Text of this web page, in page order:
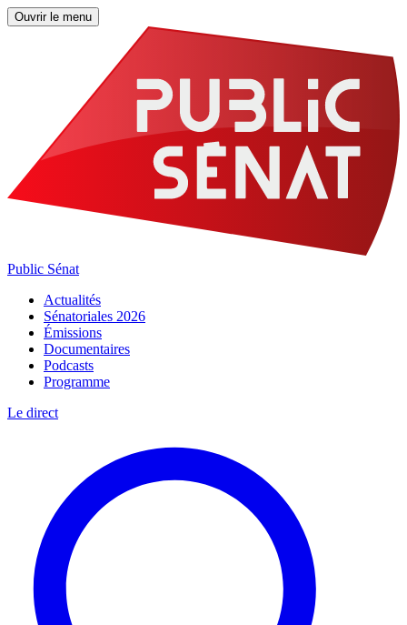
Ouvrir le menu
Public Sénat
Actualités
Sénatoriales 2026
Émissions
Documentaires
Podcasts
Programme
Le direct